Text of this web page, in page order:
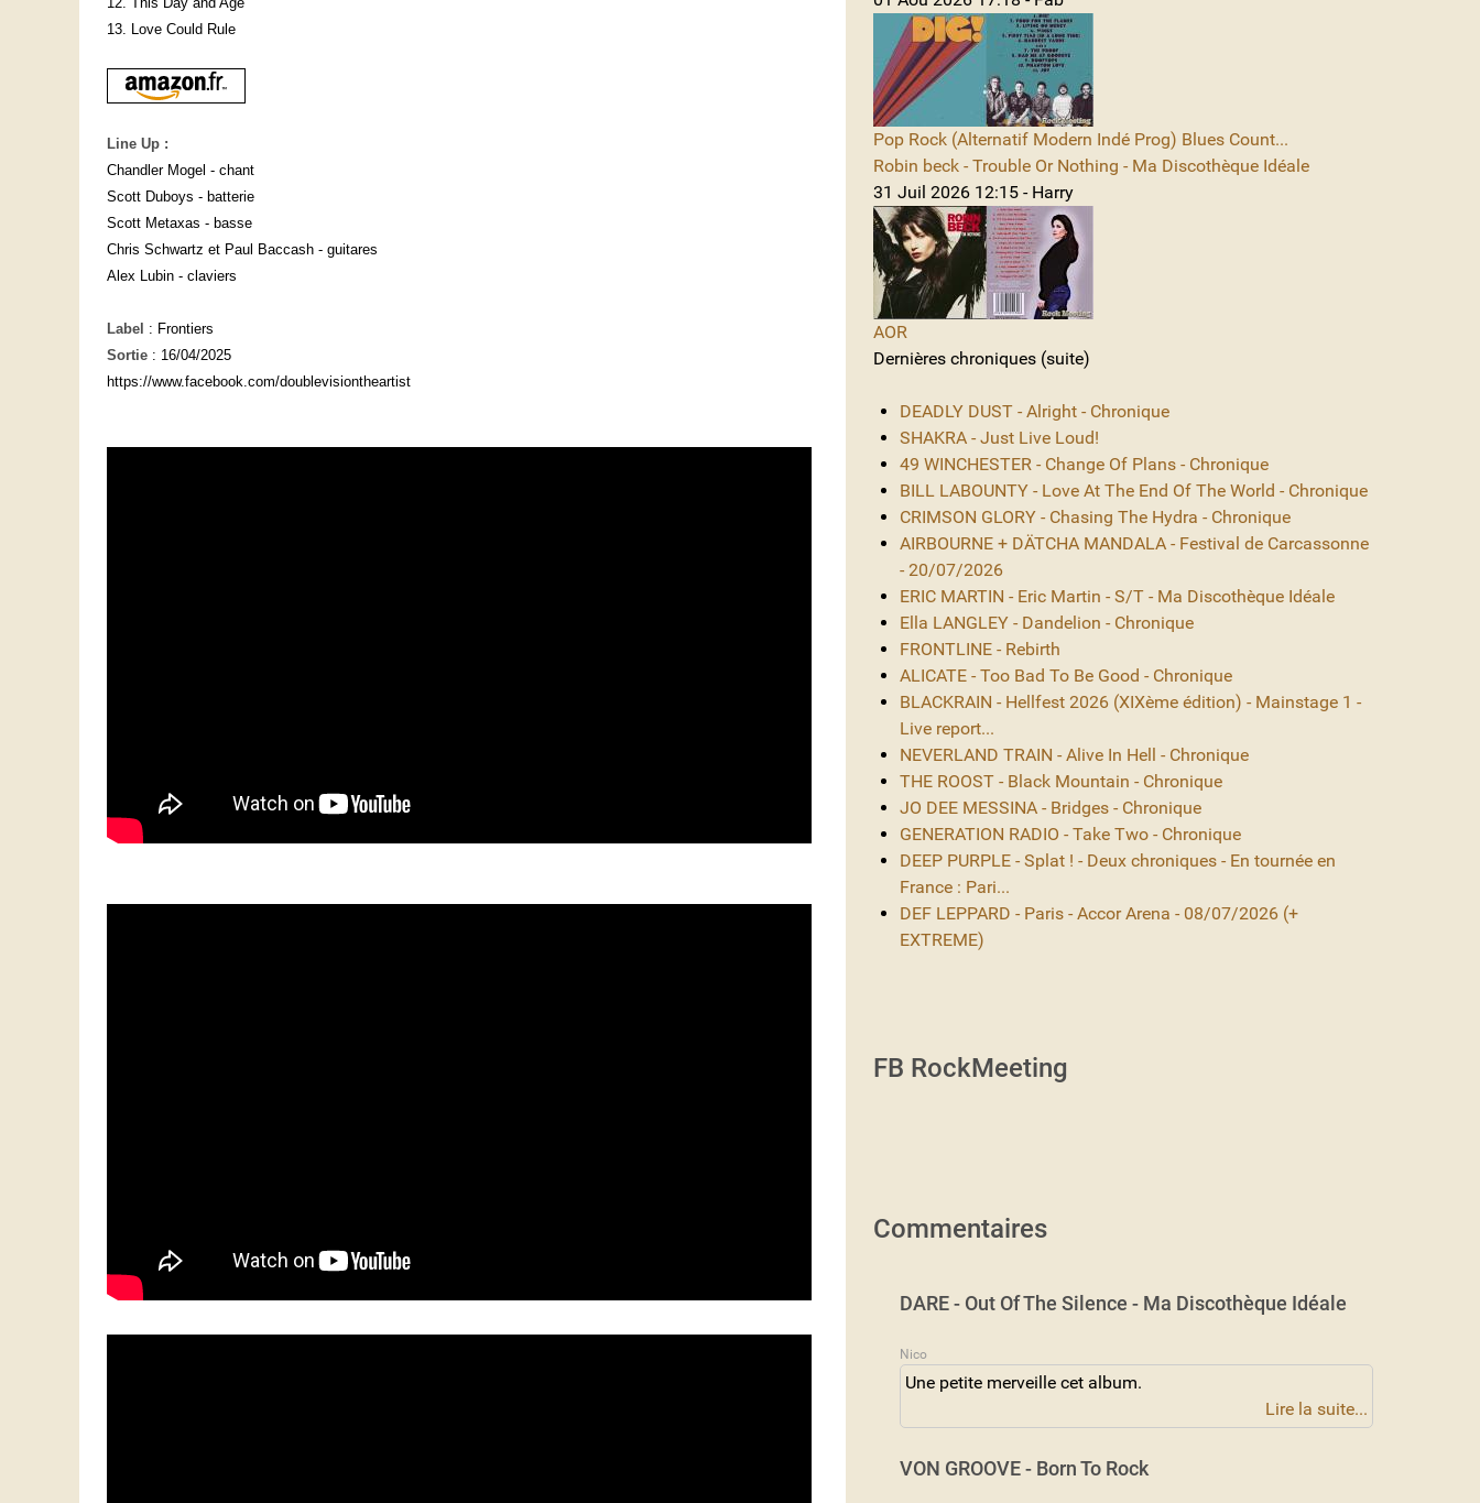
13. Love Could Rule
Line Up :
Chandler Mogel - chant
Scott Duboys - batterie
Scott Metaxas - basse
Chris Schwartz et Paul Baccash - guitares
Alex Lubin - claviers
Label : Frontiers
Sortie : 16/04/2025
https://www.facebook.com/doublevisiontheartist
Pop Rock (Alternatif Modern Indé Prog) Blues Count...
Robin beck - Trouble Or Nothing - Ma Discothèque Idéale
31 Juil 2026 12:15 - Harry
AOR
Dernières chroniques (suite)
DEADLY DUST - Alright - Chronique
SHAKRA - Just Live Loud!
49 WINCHESTER - Change Of Plans - Chronique
BILL LABOUNTY - Love At The End Of The World - Chronique
CRIMSON GLORY - Chasing The Hydra - Chronique
AIRBOURNE + DÄTCHA MANDALA - Festival de Carcassonne
- 20/07/2026
ERIC MARTIN - Eric Martin - S/T - Ma Discothèque Idéale
Ella LANGLEY - Dandelion - Chronique
FRONTLINE - Rebirth
ALICATE - Too Bad To Be Good - Chronique
BLACKRAIN - Hellfest 2026 (XIXème édition) - Mainstage 1 -
Live report...
NEVERLAND TRAIN - Alive In Hell - Chronique
THE ROOST - Black Mountain - Chronique
JO DEE MESSINA - Bridges - Chronique
GENERATION RADIO - Take Two - Chronique
DEEP PURPLE - Splat ! - Deux chroniques - En tournée en
France : Pari...
DEF LEPPARD - Paris - Accor Arena - 08/07/2026 (+
EXTREME)
FB RockMeeting
Commentaires
DARE - Out Of The Silence - Ma Discothèque Idéale
Nico
Une petite merveille cet album.
Lire la suite...
VON GROOVE - Born To Rock